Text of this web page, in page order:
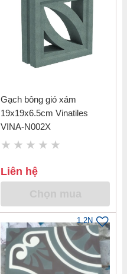
Gạch bông gió xám
19x19x6.5cm Vinatiles
VINA-N002X
Liên hệ
1,2N